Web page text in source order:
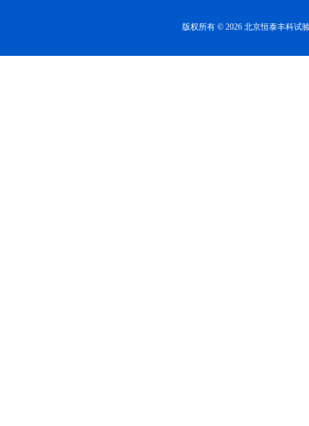
版权所有 © 2026 北京恒泰丰科试